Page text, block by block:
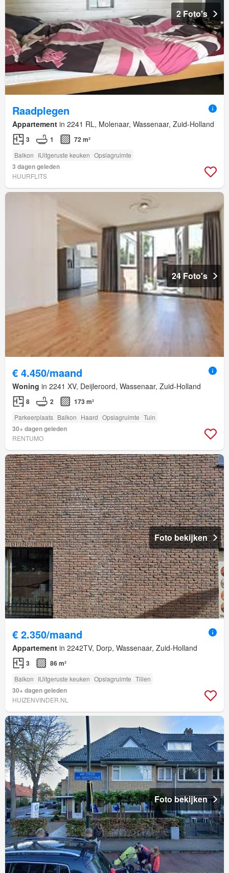
2 Foto's
Raadplegen
Appartement in 2241 RL, Molenaar, Wassenaar, Zuid-Holland
3 1 72 m²
Balkon IUitgeruste keuken Opslagruimte
3 dagen geleden
HUURFLITS
24 Foto's
€ 4.450/maand
Woning in 2241 XV, Deijleroord, Wassenaar, Zuid-Holland
8 2 173 m²
Parkeerplaats Balkon Haard Opslagruimte Tuin
30+ dagen geleden
RENTUMO
Foto bekijken
€ 2.350/maand
Appartement in 2242TV, Dorp, Wassenaar, Zuid-Holland
3 86 m²
Balkon IUitgeruste keuken Opslagruimte Tillen
30+ dagen geleden
HUIZENVINDER.NL
Foto bekijken